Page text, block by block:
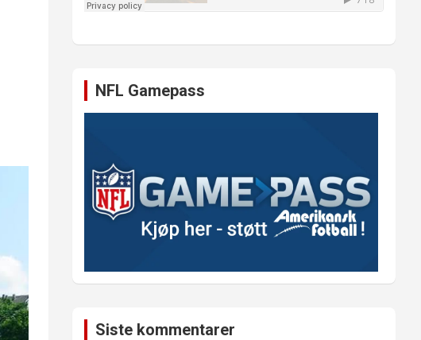
NFL Gamepass
Siste kommentarer